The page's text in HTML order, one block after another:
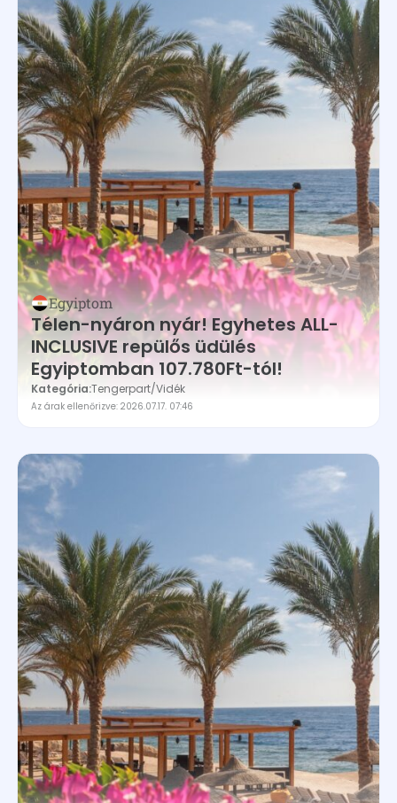
Egyiptom
Télen-nyáron nyár! Egyhetes ALL-
INCLUSIVE repülős üdülés
Egyiptomban 107.780Ft-tól!
Kategória:Tengerpart/Vidék
Az árak ellenőrizve: 2026.07.17. 07:46